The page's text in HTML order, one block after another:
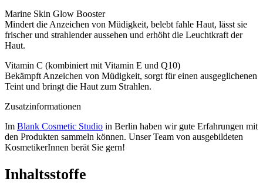
Marine Skin Glow Booster
Mindert die Anzeichen von Müdigkeit, belebt fahle Haut, lässt sie
frischer und strahlender aussehen und erhöht die Leuchtkraft der
Haut.
Vitamin C (kombiniert mit Vitamin E und Q10)
Bekämpft Anzeichen von Müdigkeit, sorgt für einen ausgeglichenen
Teint und bringt die Haut zum Strahlen.
Zusatzinformationen
Im Blank Cosmetic Studio in Berlin haben wir gute Erfahrungen mit
den Produkten sammeln können. Unser Team von ausgebildeten
KosmetikerInnen berät Sie gern!
Inhaltsstoffe